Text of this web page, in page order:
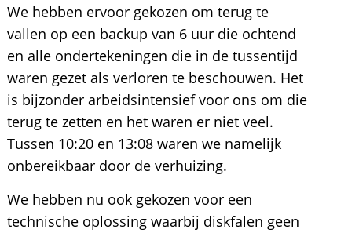
We hebben ervoor gekozen om terug te
vallen op een backup van 6 uur die ochtend
en alle ondertekeningen die in de tussentijd
waren gezet als verloren te beschouwen. Het
is bijzonder arbeidsintensief voor ons om die
terug te zetten en het waren er niet veel.
Tussen 10:20 en 13:08 waren we namelijk
onbereikbaar door de verhuizing.
We hebben nu ook gekozen voor een
technische oplossing waarbij diskfalen geen